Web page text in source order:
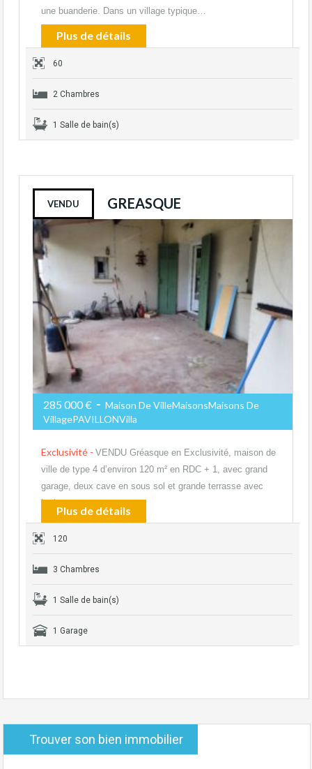
une buanderie. Dans un village typique…
Plus de détails
60
2 Chambres
1 Salle de bain(s)
VENDU GREASQUE
285 000 € - Maison De VilleMaisonsMaisons De
VillagePAVILLONVilla
Exclusivité - VENDU Gréasque en Exclusivité, maison de
ville de type 4 d’environ 120 m² en RDC + 1, avec grand
garage, deux cave en sous sol et grande terrasse avec
barbecue,…
Plus de détails
120
3 Chambres
1 Salle de bain(s)
1 Garage
Trouver son bien immobilier